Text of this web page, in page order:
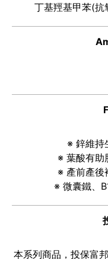
丁基羥基甲苯(抗
※ 鋅維持
※ 葉酸有助
※ 產前產後
※ 微囊鐵、
本系列商品，投保富